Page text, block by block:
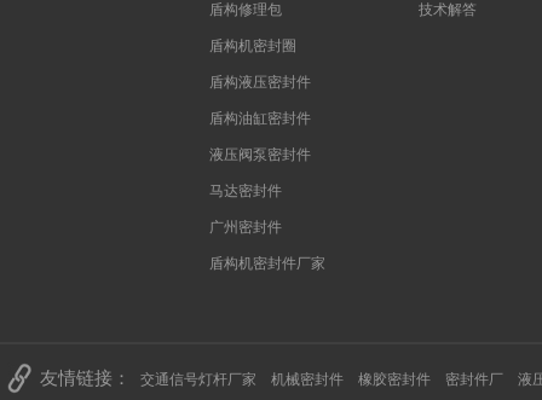
盾构修理包
盾构机密封圈
盾构液压密封件
盾构油缸密封件
液压阀泵密封件
马达密封件
广州密封件
盾构机密封件厂家
技术解答
友情链接： 交通信号灯杆厂家 机械密封件 橡胶密封件 密封件厂 液